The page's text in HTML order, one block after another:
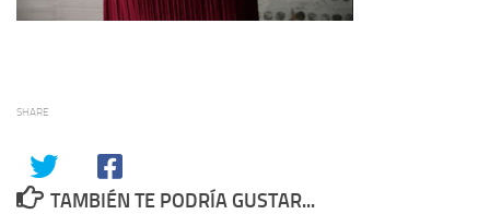
SHARE
TAMBIÉN TE PODRÍA GUSTAR...